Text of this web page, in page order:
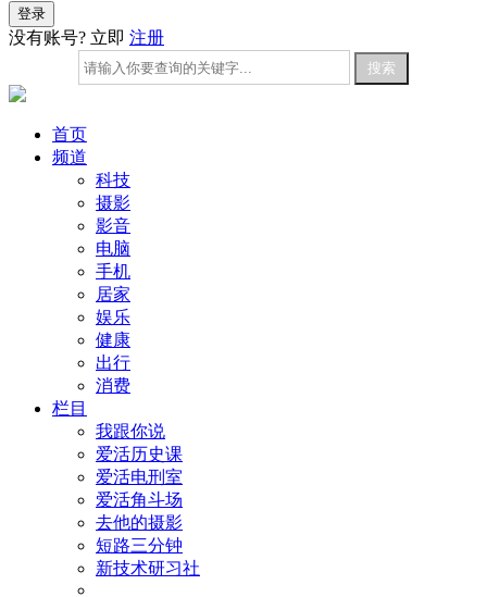
没有账号? 立即 注册
首页
频道
科技
摄影
影音
电脑
手机
居家
娱乐
健康
出行
消费
栏目
我跟你说
爱活历史课
爱活电刑室
爱活角斗场
去他的摄影
短路三分钟
新技术研习社